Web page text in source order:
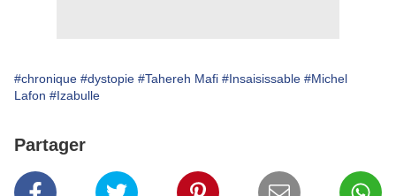
#chronique #dystopie #Tahereh Mafi #Insaisissable #Michel
Lafon #Izabulle
Partager